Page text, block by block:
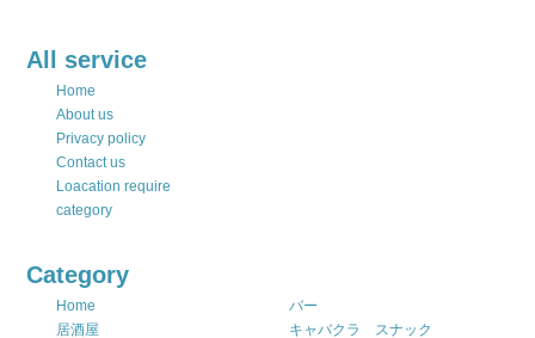
All service
Home
About us
Privacy policy
Contact us
Loacation require
category
Category
Home
バー
居酒屋
キャバクラ スナック